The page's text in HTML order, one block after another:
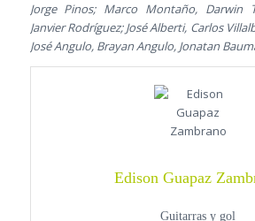
Jorge Pinos; Marco Montaño, Darwin
Janvier Rodríguez; José Alberti, Carlos
José Angulo, Brayan Angulo, Jonatan
Edison Guapaz
Guitarras y gol